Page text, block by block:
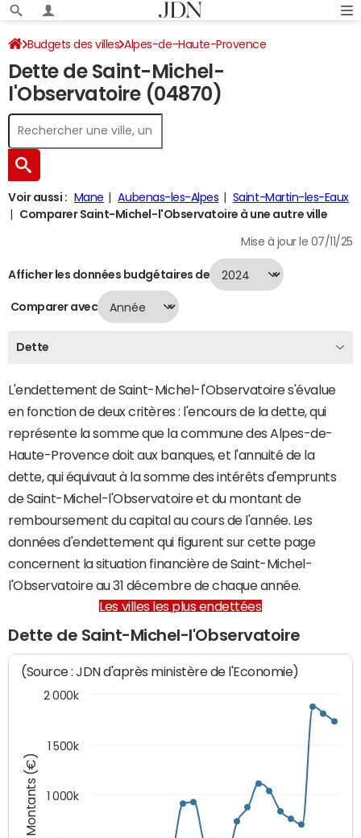
Budgets des villes Alpes-de-Haute-Provence
Saint-Michel-l'Observatoire Dette au 31/12/2024
Dette de Saint-Michel-
l'Observatoire (04870)
Voir aussi : Mane Aubenas-les-Alpes
Saint-Martin-les-Eaux
Comparer Saint-Michel-l'Observatoire à une autre ville
Mise à jour le 07/11/25
Afficher les données budgétaires de
Comparer avec
Dette
L'endettement de Saint-Michel-l'Observatoire s'évalue
en fonction de deux critères : l'encours de la dette, qui
représente la somme que la commune des Alpes-de-
Haute-Provence doit aux banques, et l'annuité de la
dette, qui équivaut à la somme des intérêts d'emprunts
de Saint-Michel-l'Observatoire et du montant de
remboursement du capital au cours de l'année. Les
données d'endettement qui figurent sur cette page
concernent la situation financière de Saint-Michel-
l'Observatoire au 31 décembre de chaque année.
Les villes les plus endettées
Dette de Saint-Michel-l'Observatoire
Montants (€)
(Source : JDN d'après ministère de l'Economie)
1 000k
1 500k
2 000k